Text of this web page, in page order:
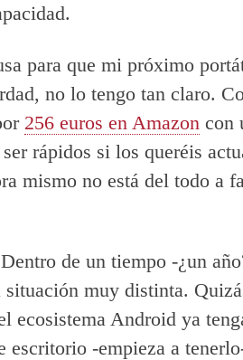
para que mi próximo
no lo tengo tan claro.
256 euros en Amazon con
rápidos si los queréis
mismo no está del todo a
de un tiempo -¿un
situación muy distinta.
ecosistema Android ya
escritorio -empieza a